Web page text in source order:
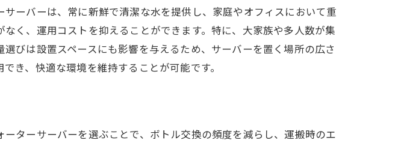
の効果
ーターサーバーの選び方
避けたい失敗とは
その回避法
選びで生活を快適に
ーバーは、常に新鮮で清潔な水を提供し、家庭やオフィスにおいて重
く、運用コストを抑えることができます。特に、大家族や多人数が集
びは設置スペースにも影響を与えるため、サーバーを置く場所の広さ
き、快適な環境を維持することが可能です。
ターサーバーを選ぶことで、ボトル交換の頻度を減らし、運搬時のエ